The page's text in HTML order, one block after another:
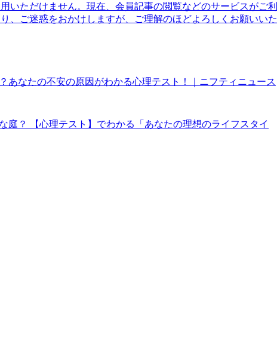
いただけません。現在、会員記事の閲覧などのサービスがご利
、ご迷惑をおかけしますが、ご理解のほどよろしくお願いいた
あなたの不安の原因がわかる心理テスト！｜ニフティニュース
庭？ 【心理テスト】でわかる「あなたの理想のライフスタイ